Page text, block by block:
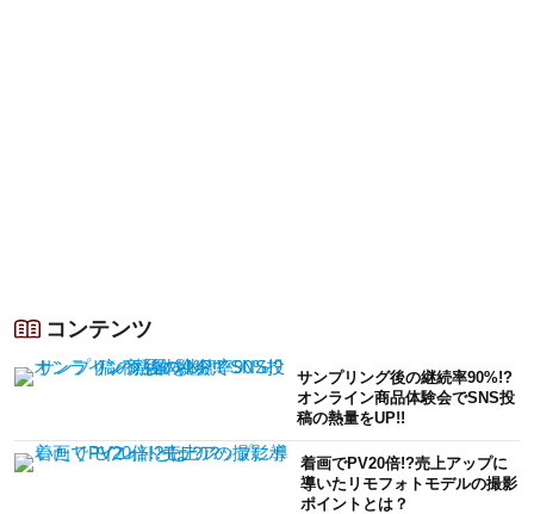
コンテンツ
サンプリング後の継続率90%!?
オンライン商品体験会でSNS投
稿の熱量をUP!!
着画でPV20倍!?売上アップに
導いたリモフォトモデルの撮影
ポイントとは？